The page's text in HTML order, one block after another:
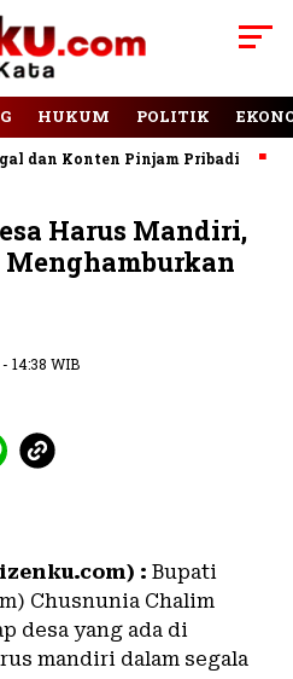
HUKUM POLITIK
Konten Pinjam Pribadi
Harus Mandiri,
14:38 WIB
: Bupati
Chusnunia Chalim
desa yang ada di
mandiri dalam segala